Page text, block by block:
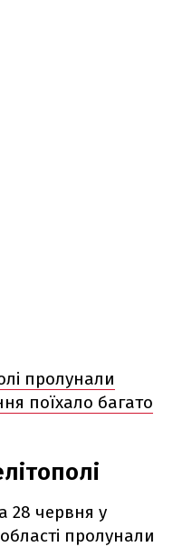
пролунали
поїхало багато
28 червня у
пролунали